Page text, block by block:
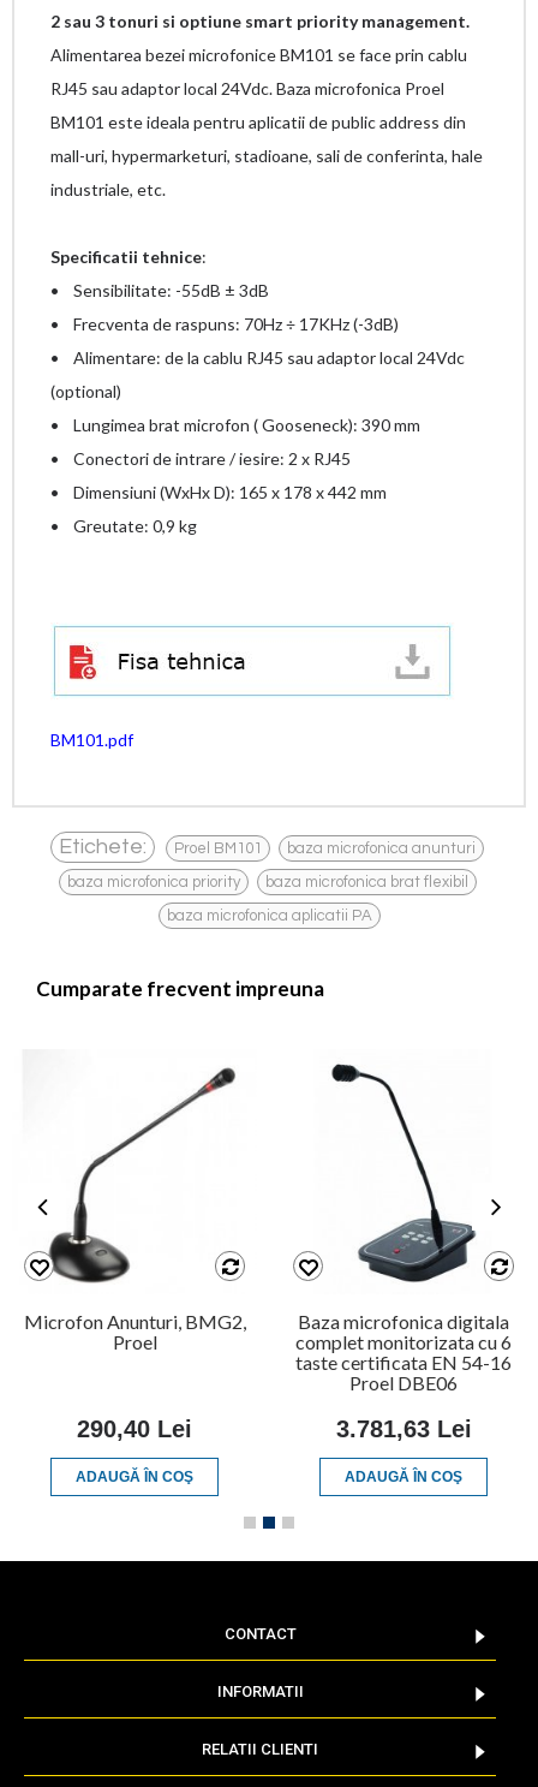
2 sau 3 tonuri si optiune smart priority management.
Alimentarea bezei microfonice BM101 se face prin cablu
RJ45 sau adaptor local 24Vdc. Baza microfonica Proel
BM101 este ideala pentru aplicatii de public address din
mall-uri, hypermarketuri, stadioane, sali de conferinta, hale
industriale, etc.
Specificatii tehnice:
• Sensibilitate: -55dB ± 3dB
• Frecventa de raspuns: 70Hz ÷ 17KHz (-3dB)
• Alimentare: de la cablu RJ45 sau adaptor local 24Vdc
(optional)
• Lungimea brat microfon ( Gooseneck): 390 mm
• Conectori de intrare / iesire: 2 x RJ45
• Dimensiuni (WxHx D): 165 x 178 x 442 mm
• Greutate: 0,9 kg
BM101.pdf
Etichete: Proel BM101 baza microfonica anunturi
baza microfonica priority , baza microfonica brat flexibil ,
baza microfonica aplicatii PA
Cumparate frecvent impreuna
Microfon Anunturi, BMG2,
Proel
290,40 Lei
ADAUGĂ ÎN COŞ
Baza microfonica digitala
complet monitorizata cu 6
taste certificata EN 54-16
Proel DBE06
3.781,63 Lei
ADAUGĂ ÎN COŞ
CONTACT
INFORMATII
RELATII CLIENTI